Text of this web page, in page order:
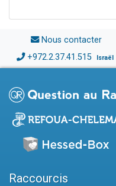
Nous contacter
+972.2.37.41.515 Israël
Raccourcis